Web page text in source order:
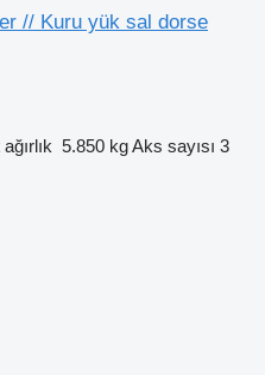
// Kuru yük sal dorse
5.850 kgAks sayısı 3